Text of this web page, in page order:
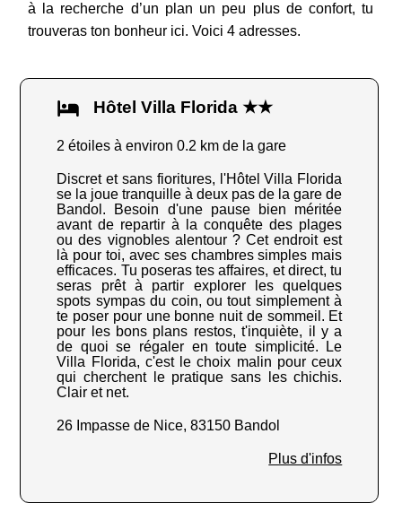
à la recherche d’un plan un peu plus de confort, tu
trouveras ton bonheur ici. Voici 4 adresses.
Hôtel Villa Florida ★★
2 étoiles à environ 0.2 km de la gare
Discret et sans fioritures, l'Hôtel Villa Florida
se la joue tranquille à deux pas de la gare de
Bandol. Besoin d'une pause bien méritée
avant de repartir à la conquête des plages
ou des vignobles alentour ? Cet endroit est
là pour toi, avec ses chambres simples mais
efficaces. Tu poseras tes affaires, et direct, tu
seras prêt à partir explorer les quelques
spots sympas du coin, ou tout simplement à
te poser pour une bonne nuit de sommeil. Et
pour les bons plans restos, t'inquiète, il y a
de quoi se régaler en toute simplicité. Le
Villa Florida, c'est le choix malin pour ceux
qui cherchent le pratique sans les chichis.
Clair et net.
26 Impasse de Nice, 83150 Bandol
Plus d'infos